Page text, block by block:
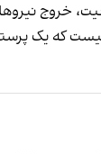
خروج
نیست که یک